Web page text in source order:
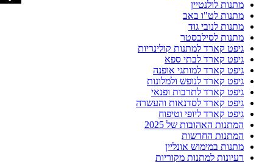
מתנות לולנטיין
מתנות לט"ו באב
מתנות לנובי גוד
מתנות לסילבסטר
גיפט קארד למתנות קולינריות
גיפט קארד לבתי ספא
גיפט קארד למותגי אופנה
גיפט קארד לנופש ולמלונות
גיפט קארד לתרבות ופנאי
גיפט קארד לסדנאות והעשרה
גיפט קארד ליופי וטיפוח
המתנות האהובות של 2025
המתנות החדשות
מתנות במימוש אונליין
רעיונות למתנות מקוריות